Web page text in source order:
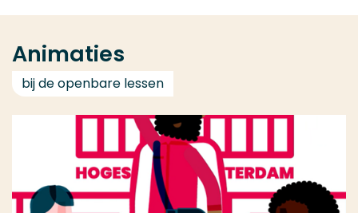
Animaties
bij de openbare lessen